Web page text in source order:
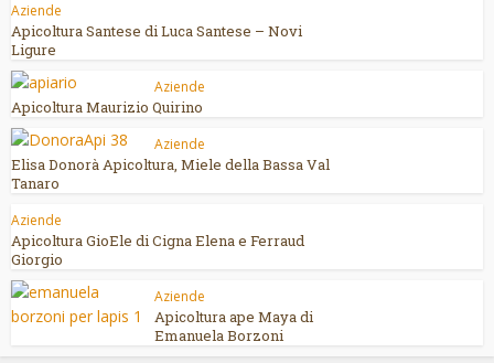
Aziende
Apicoltura Santese di Luca Santese – Novi
Ligure
Aziende
Apicoltura Maurizio Quirino
Aziende
Elisa Donorà Apicoltura, Miele della Bassa Val
Tanaro
Aziende
Apicoltura GioEle di Cigna Elena e Ferraud
Giorgio
Aziende
Apicoltura ape Maya di
Emanuela Borzoni